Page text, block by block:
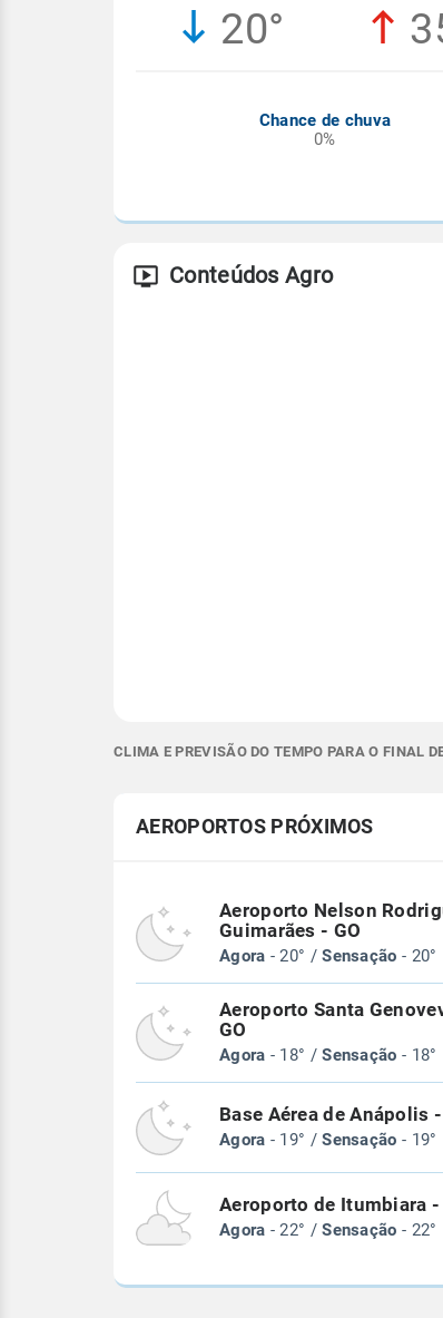
20°
Chance de chuva
0%
Conteúdos Agro
CLIMA E PREVISÃO DO TEMPO PARA O FINAL
AEROPORTOS PRÓXIMOS
Aeroporto Nelson
Guimarães - GO
Agora - 20° /Sensação - 20°
Aeroporto Santa
GO
Agora - 18° /Sensação - 18°
Base Aérea de Anápolis -
Agora - 19° /Sensação - 19°
Aeroporto de Itumbiara -
Agora - 22° /Sensação - 22°